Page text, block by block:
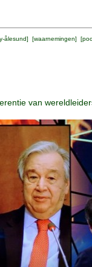
ålesund] [waarnemingen] [
van